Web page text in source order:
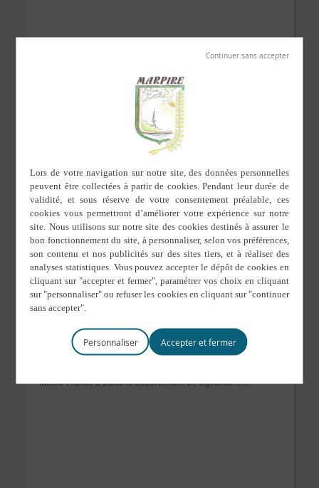
Vigilance orange orages en Ille-et-Vilaine à
15 juillet 2026
Météo-France a placé le département en vigilance ......
Personnaliser